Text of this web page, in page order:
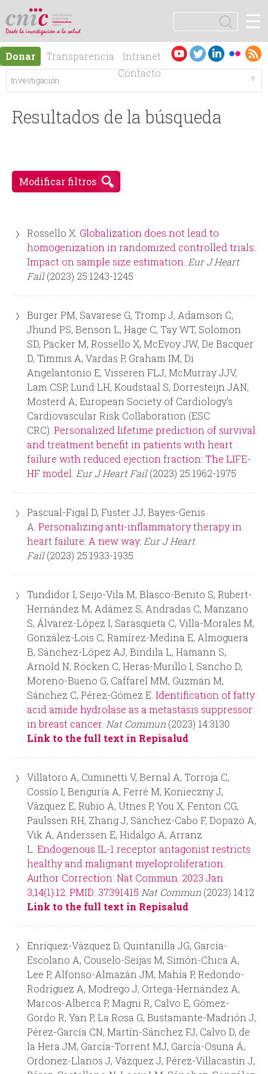
logotipo
En
gli
sh
Es
pa
ño
F
o
r
m
r
i
o
d
e
b
ú
s
q
e
u
s
c
r
Donar Transparencia
Intranet
Contacto
☰
M
e
n
Resultados de la búsqueda
Modificar filtros
Rossello X. Globalization does not lead to
homogenization in randomized controlled trials:
Impact on sample size estimation. Eur J Heart
Fail(2023) 25:1243-1245
Burger PM, Savarese G, Tromp J, Adamson C,
Jhund PS, Benson L, Hage C, Tay WT, Solomon
SD, Packer M, Rossello X, McEvoy JW, De Bacquer
D, Timmis A, Vardas P, Graham IM, Di
Angelantonio E, Visseren FLJ, McMurray JJV,
Lam CSP, Lund LH, Koudstaal S, Dorresteijn JAN,
Mosterd A; European Society of Cardiology's
Cardiovascular Risk Collaboration (ESC
CRC). Personalized lifetime prediction of survival
and treatment benefit in patients with heart
failure with reduced ejection fraction: The LIFE-
HF model. Eur J Heart Fail(2023) 25:1962-1975
Pascual-Figal D, Fuster JJ, Bayes-Genis
A. Personalizing anti-inflammatory therapy in
heart failure: A new way. Eur J Heart
Fail(2023) 25:1933-1935
Tundidor I, Seijo-Vila M, Blasco-Benito S, Rubert-
Hernández M, Adámez S, Andradas C, Manzano
S, Álvarez-López I, Sarasqueta C, Villa-Morales M,
González-Lois C, Ramírez-Medina E, Almoguera
B, Sánchez-López AJ, Bindila L, Hamann S,
Arnold N, Röcken C, Heras-Murillo I, Sancho D,
Moreno-Bueno G, Caffarel MM, Guzmán M,
Sánchez C, Pérez-Gómez E. Identification of fatty
acid amide hydrolase as a metastasis suppressor
in breast cancer. Nat Commun (2023) 14:3130
Link to the full text in Repisalud
Villatoro A, Cuminetti V, Bernal A, Torroja C,
Cossío I, Benguría A, Ferré M, Konieczny J,
Vázquez E, Rubio A, Utnes P, You X, Fenton CG,
Paulssen RH, Zhang J, Sánchez-Cabo F, Dopazo A,
Vik A, Anderssen E, Hidalgo A, Arranz
L. Endogenous IL-1 receptor antagonist restricts
healthy and malignant myeloproliferation.
Author Correction: Nat Commun. 2023 Jan
3;14(1):12. PMID: 37391415 Nat Commun (2023) 14:12
Link to the full text in Repisalud
Enríquez-Vázquez D, Quintanilla JG, García-
Escolano A, Couselo-Seijas M, Simón-Chica A,
Lee P, Alfonso-Almazán JM, Mahía P, Redondo-
Rodríguez A, Modrego J, Ortega-Hernández A,
Marcos-Alberca P, Magni R, Calvo E, Gómez-
Gordo R, Yan P, La Rosa G, Bustamante-Madrión J,
Pérez-García CN, Martín-Sánchez FJ, Calvo D, de
la Hera JM, García-Torrent MJ, García-Osuna Á,
Ordonez-Llanos J, Vázquez J, Pérez-Villacastín J,